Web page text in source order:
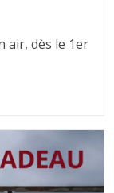
air, dès le 1er